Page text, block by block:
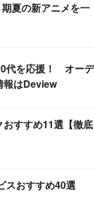
期夏の新アニメを一
代を応援！ オーデ
報はDeview
すすめ11選【徹底
スおすすめ40選